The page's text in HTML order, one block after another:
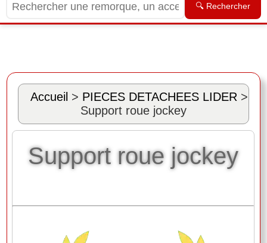
🔍 Rechercher
Accueil > PIECES DETACHEES LIDER >
Support roue jockey
Support roue jockey